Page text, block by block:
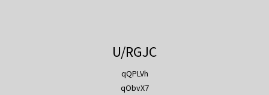
U/RGJC
qQPLVh
qObvX7